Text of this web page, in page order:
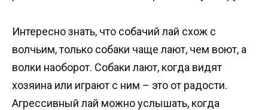
Интересно знать, что собачий лай схож с
волчьим, только собаки чаще лают, чем воют, а
волки наоборот. Собаки лают, когда видят
хозяина или играют с ним – это от радости.
Агрессивный лай можно услышать, когда